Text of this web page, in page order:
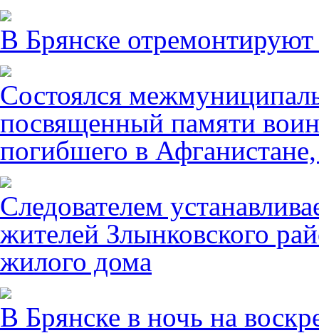
В Брянске
Состоялся
посвященный памяти
погибшего в
Следователем
жителей Злынковского
жилого дома
В Брянске в ночь на